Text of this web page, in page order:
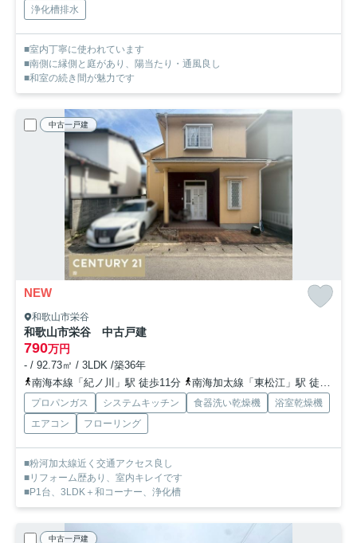
浄化槽排水
■室内丁寧に使われています
■南側に縁側と庭があり、陽当たり・通風良し
■和室の続き間が魅力です
中古一戸建
NEW
和歌山市栄谷
和歌山市栄谷 中古戸建
790万円
- / 92.73㎡ / 3LDK /築36年
南海本線「紀ノ川」駅 徒歩11分
南海加太線「東松江」駅 徒歩35分
プロパンガス システムキッチン 食器洗い乾燥機
浴室乾燥機
エアコン
フローリング
■粉河加太線近く交通アクセス良し
■リフォーム歴あり、室内キレイです
■P1台、3LDK＋和コーナー、浄化槽
中古一戸建